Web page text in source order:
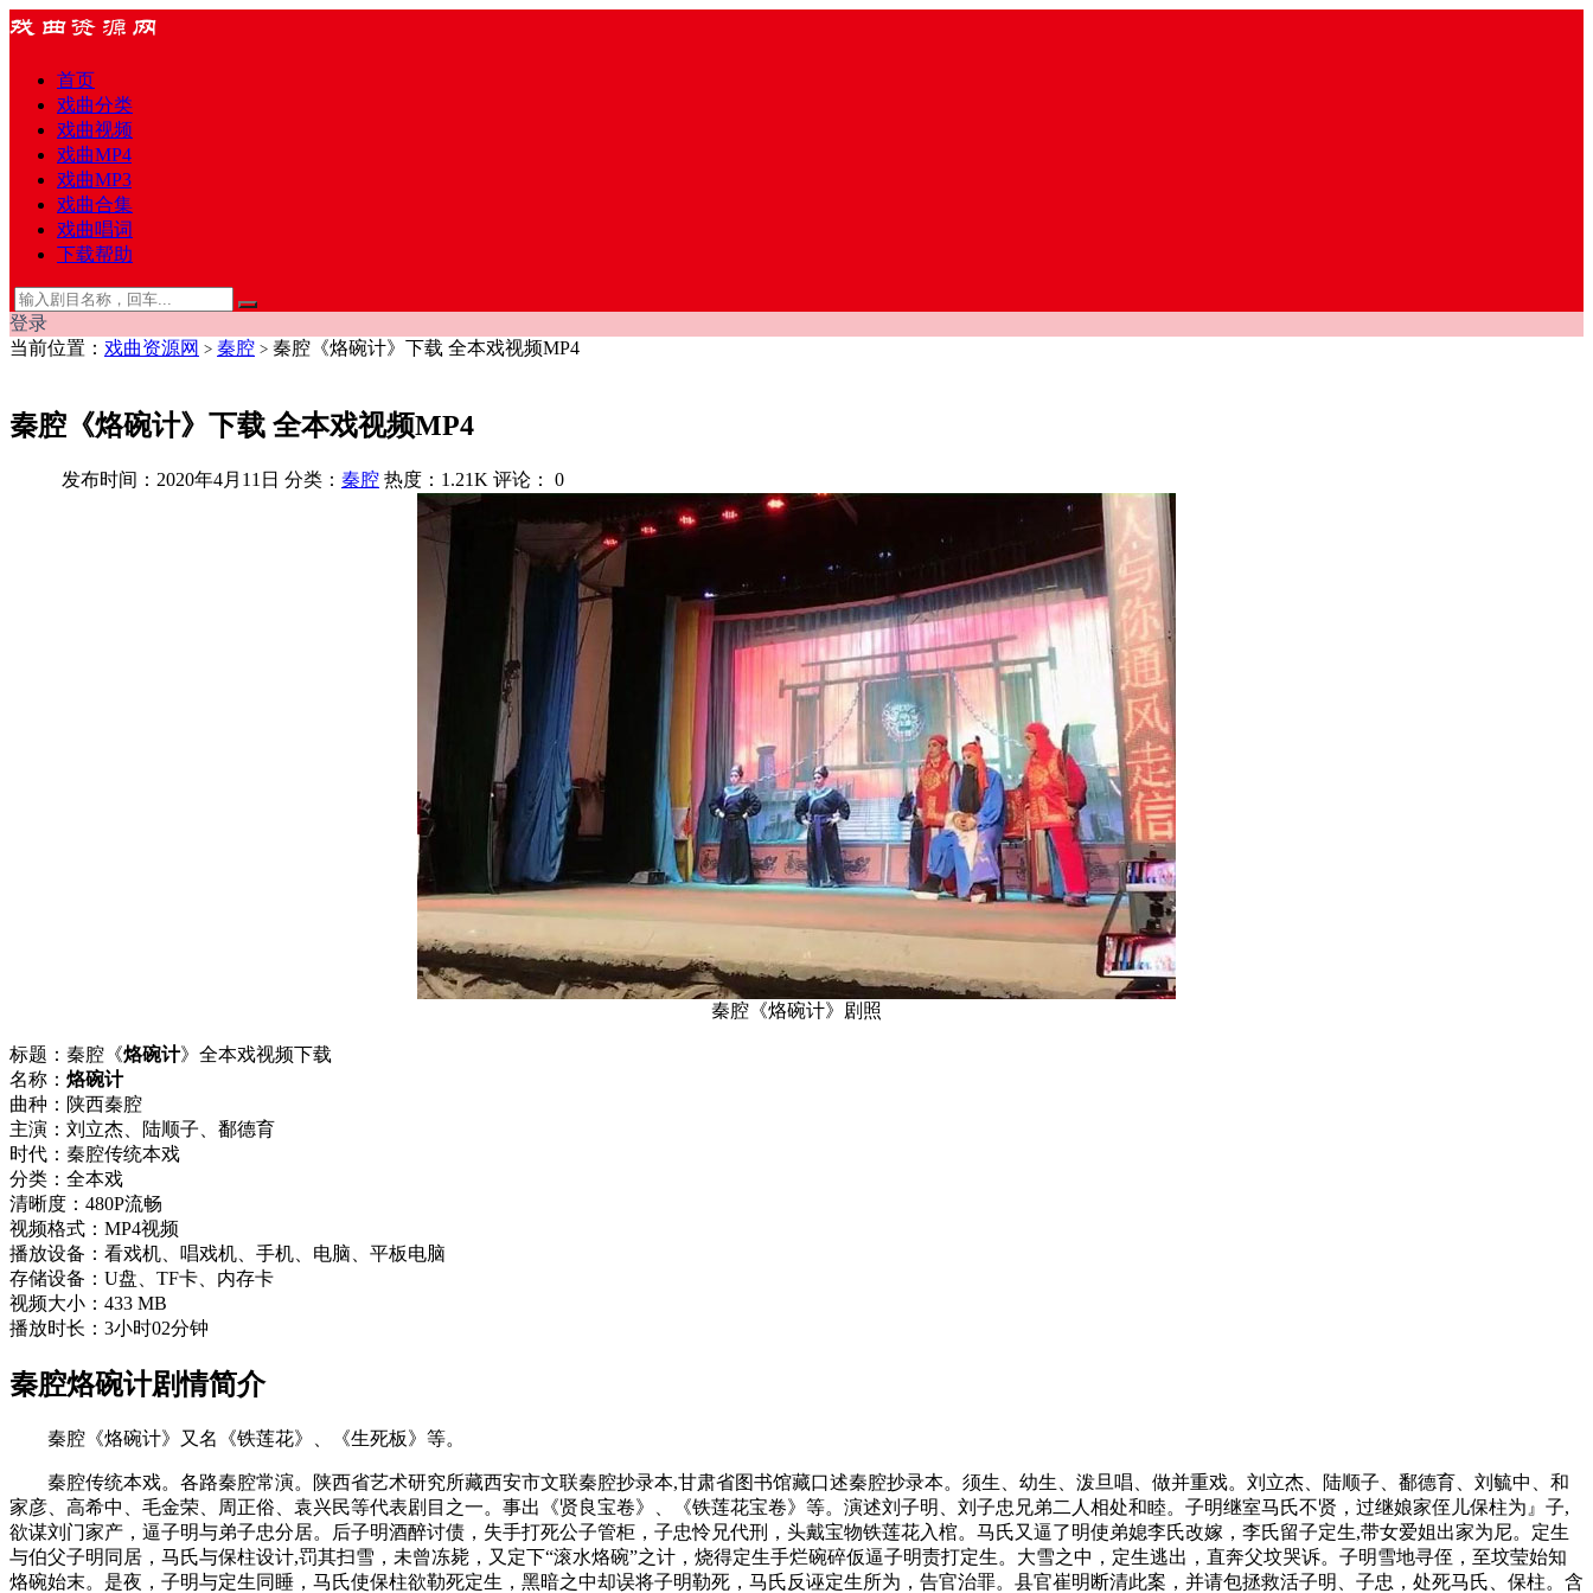
首页
戏曲分类
戏曲视频
戏曲MP4
戏曲MP3
戏曲合集
戏曲唱词
下载帮助
登录
当前位置： 戏曲资源网 > 秦腔 > 秦腔《烙碗计》下载 全本戏视频MP4
秦腔《烙碗计》下载 全本戏视频MP4
发布时间：2020年4月11日 分类： 秦腔 热度：1.21K 评论： 0
秦腔《烙碗计》剧照
标题：秦腔《烙碗计》全本戏视频下载
名称： 烙碗计
曲种：陕西秦腔
主演：刘立杰、陆顺子、鄱德育
时代：秦腔传统本戏
分类：全本戏
清晰度：480P流畅
视频格式：MP4视频
播放设备：看戏机、唱戏机、手机、电脑、平板电脑
存储设备：U盘、TF卡、内存卡
视频大小：433 MB
播放时长：3小时02分钟
秦腔烙碗计剧情简介
秦腔《烙碗计》又名《铁莲花》、《生死板》等。
秦腔传统本戏。各路秦腔常演。陕西省艺术研究所藏西安市文联秦腔抄录本,甘肃省图书馆藏口述秦腔抄录本。须生、幼生、泼旦唱、做并重戏。刘立杰、陆顺子、鄱德育、刘毓中、和
家彦、高希中、毛金荣、周正俗、袁兴民等代表剧目之一。事出《贤良宝卷》、《铁莲花宝卷》等。演述刘子明、刘子忠兄弟二人相处和睦。子明继室马氏不贤，过继娘家侄儿保柱为』子,
欲谋刘门家产，逼子明与弟子忠分居。后子明酒醉讨债，失手打死公子管柜，子忠怜兄代刑，头戴宝物铁莲花入棺。马氏又逼了明使弟媳李氏改嫁，李氏留子定生,带女爱姐出家为尼。定生
与伯父子明同居，马氏与保柱设计,罚其扫雪，未曾冻毙，又定下“滚水烙碗”之计，烧得定生手烂碗碎仮逼子明责打定生。大雪之中，定生逃出，直奔父坟哭诉。子明雪地寻侄，至坟莹始知
烙碗始末。是夜，子明与定生同睡，马氏使保柱欲勒死定生，黑暗之中却误将子明勒死，马氏反诬定生所为，告官治罪。县官崔明断清此案，并请包拯救活子明、子忠，处死马氏、保柱。含